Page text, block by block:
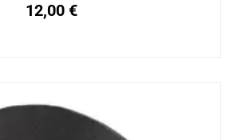
12,00 €